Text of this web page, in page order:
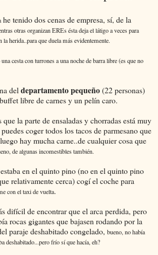
he tenido dos cenas de empresa, sí, de la
otras organizan EREs ésta deja el látigo a veces para
la herida..para que duela más evidentemente.
cesta con turrones a una noche de barra libre (es que no
del departamento pequeño(22 personas)
libre de carnes y un pelín caro.
la parte de ensaladas y chorradas está muy
coger todos los tacos de parmesano que
hay mucha carne..de cualquier cosa que
de algunas incomestibles también.
en el quinto pino (no en el quinto pino
relativamente cerca) cogí el coche para
con el taxi de vuelta.
difícil de encontrar que el arca perdida, pero
rocas gigantes que bajasen rodando por la
paraje deshabitado congelado, bueno, no había
deshabitado...pero frío sí que hacía, eh?